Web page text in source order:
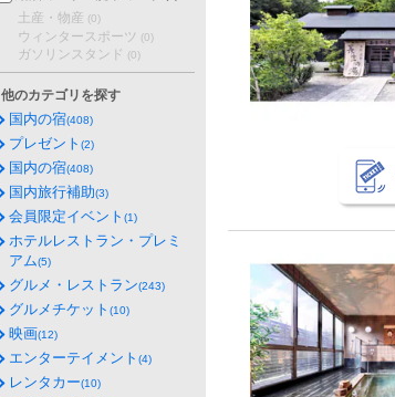
土産・物産 (0)
ウィンタースポーツ (0)
ガソリンスタンド (0)
他のカテゴリを探す
国内の宿(408)
プレゼント (2)
国内の宿(408)
国内旅行補助(3)
会員限定イベント (1)
ホテルレストラン・プレミ
アム(5)
グルメ・レストラン(243)
グルメチケット (10)
映画(12)
エンターテイメント (4)
レンタカー(10)